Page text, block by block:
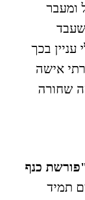
ומעבר
בכך
אישה
שחורה
כנף
תמיד